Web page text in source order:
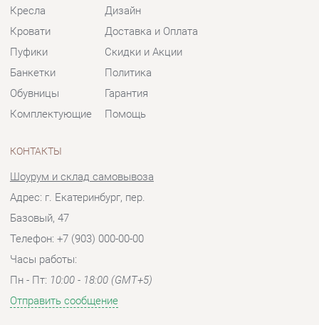
Комплектующие Помощь
Шоурум и склад самовывоза
Адрес: г. Екатеринбург, пер.
Базовый, 47
Часы работы:
Отправить сообщение